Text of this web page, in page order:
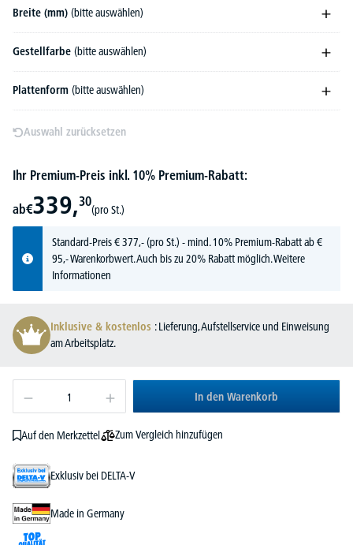
Breite (mm) (bitte auswählen)
Gestellfarbe (bitte auswählen)
Plattenform (bitte auswählen)
Auswahl zurücksetzen
Ihr Premium-Preis inkl. 10% Premium-Rabatt:
ab€339,30
(pro St.)
Standard-Preis€377,-(pro St.) - mind. 10% Premium-Rabatt ab €
95,- Warenkorbwert. Auch bis zu 20% Rabatt möglich.Weitere
Informationen
Inklusive & kostenlos : Lieferung, Aufstellservice und Einweisung
am Arbeitsplatz.
In den Warenkorb
Auf den Merkzettel Zum Vergleich hinzufügen
Exklusiv bei DELTA-V
Made in Germany